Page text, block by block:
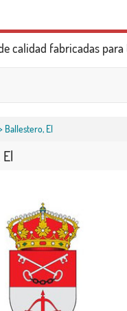
calidad fabricadas para
Ballestero, El